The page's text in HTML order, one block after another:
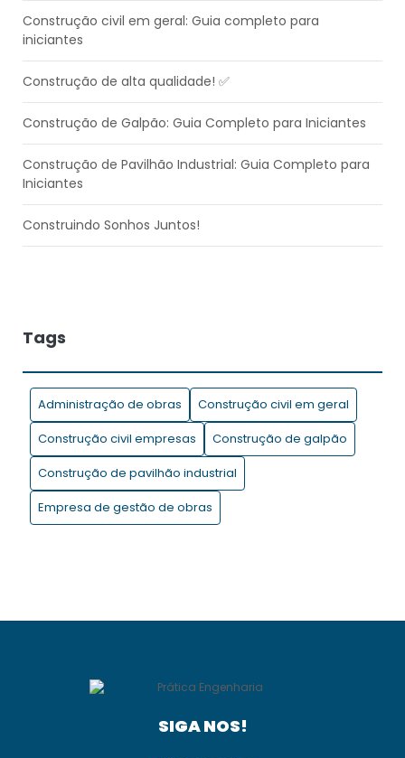
Construção civil em geral: Guia completo para
iniciantes
Construção de alta qualidade! ✅​
Construção de Galpão: Guia Completo para Iniciantes
Construção de Pavilhão Industrial: Guia Completo para
Iniciantes
Construindo Sonhos Juntos!
realização de uma obra !
Drones na construção civil: entenda a tecnologia e suas
aplicações
Motivos para contratar uma construtora!
O uso da Metodologia BIM na gestão de projetos de
construção
Tags
Administração de obras
Construção civil em geral
Construção civil empresas
Construção de galpão
Construção de pavilhão industrial
Empresa de gestão de obras
SIGA NOS!